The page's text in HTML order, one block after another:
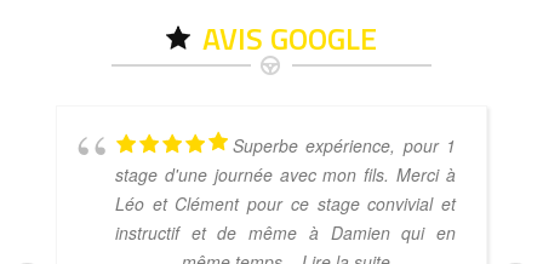
AVIS GOOGLE
Superbe expérience, pour 1
stage d'une journée avec mon fils. Merci à
Léo et Clément pour ce stage convivial et
instructif et de même à Damien qui en